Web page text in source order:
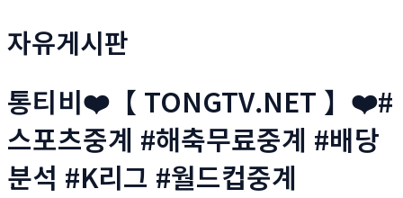
자유게시판
통티비❤️【 TONGTV.NET 】❤️#
스포츠중계 #해축무료중계 #배당
분석 #K리그 #월드컵중계